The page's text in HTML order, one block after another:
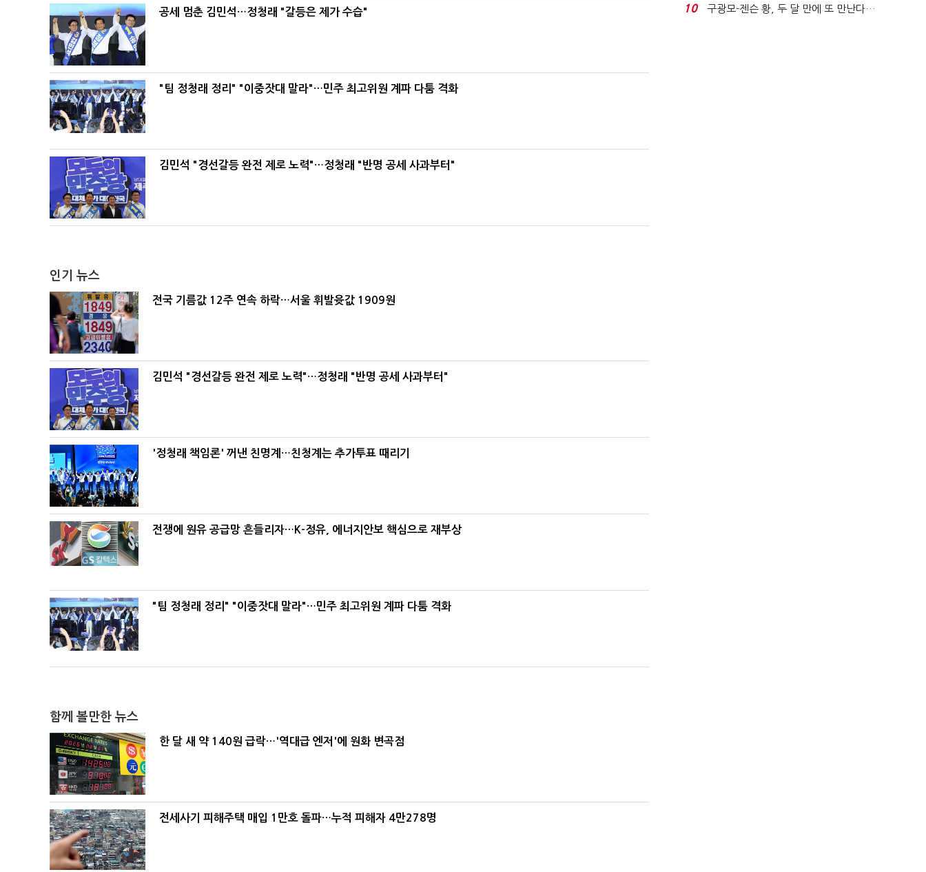
공세 멈춘 김민석…정청래 "갈등은 제가 수습"
"팀 정청래 정리" "이중잣대 말라"…민주 최고위원 계파 다툼 격화
김민석 "경선갈등 완전 제로 노력"…정청래 "반명 공세 사과부터"
인기 뉴스
전국 기름값 12주 연속 하락…서울 휘발윳값 1909원
김민석 "경선갈등 완전 제로 노력"…정청래 "반명 공세 사과부터"
'정청래 책임론' 꺼낸 친명계…친청계는 추가투표 때리기
전쟁에 원유 공급망 흔들리자…K-정유, 에너지안보 핵심으로 재부상
"팀 정청래 정리" "이중잣대 말라"…민주 최고위원 계파 다툼 격화
함께 볼만한 뉴스
한 달 새 약 140원 급락…'역대급 엔저'에 원화 변곡점
전세사기 피해주택 매입 1만호 돌파…누적 피해자 4만278명
가 수습"
10
구광모-젠슨 황, 두 달 만에 또 만난다…